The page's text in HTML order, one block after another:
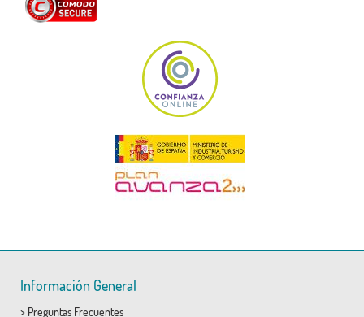
Información General
> Preguntas Frecuentes